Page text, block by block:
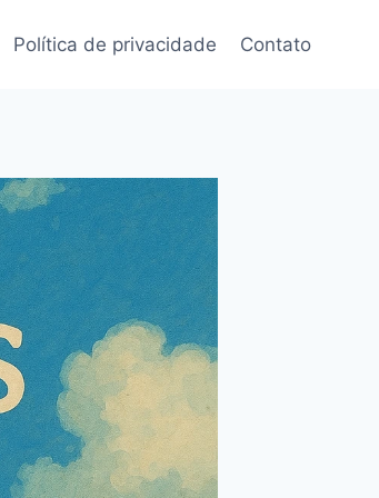
Política de privacidade Contato